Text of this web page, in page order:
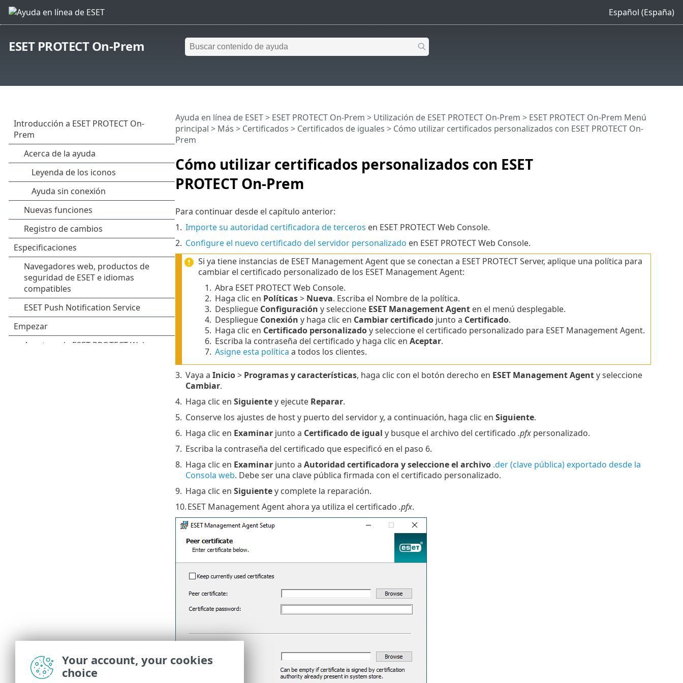
Español (España)
ESET PROTECT On-Prem
Cómo utilizar certificados personalizados con ESET
PROTECT On-Prem
Ayuda en línea de ESET> ESET PROTECT On-Prem > Utilización de ESET PROTECT On-Prem > ESET PROTECT On-Prem Menú
principal > Más > Certificados > Certificados de iguales > Cómo utilizar certificados personalizados con ESET PROTECT On-
Prem
Para continuar desde el capítulo anterior:
1. Importe su autoridad certificadora de terceros en ESET PROTECT Web Console.
2. Configure el nuevo certificado del servidor personalizado en ESET PROTECT Web Console.
Si ya tiene instancias de ESET Management Agent que se conectan a ESET PROTECT Server, aplique una política para
cambiar el certificado personalizado de los ESET Management Agent:
1. Abra ESET PROTECT Web Console.
2. Haga clic en Políticas> Nueva. Escriba el Nombre de la política.
3. Despliegue Configuración y seleccione ESET Management Agenten el menú desplegable.
4. Despliegue Conexión y haga clic en Cambiar certificadojunto a Certificado.
5. Haga clic en Certificado personalizadoy seleccione el certificado personalizado para ESET Management Agent.
6. Escriba la contraseña del certificado y haga clic en Aceptar.
7. Asigne esta política a todos los clientes.
3. Vaya a Inicio> Programas y características, haga clic con el botón derecho en ESET Management Agenty seleccione
Cambiar.
4. Haga clic en Siguientey ejecute Reparar.
5. Conserve los ajustes de host y puerto del servidor y, a continuación, haga clic en Siguiente.
6. Haga clic en Examinarjunto a Certificado de igual y busque el archivo del certificado .pfxpersonalizado.
7. Escriba la contraseña del certificado que especificó en el paso 6.
8. Haga clic en Examinarjunto a Autoridad certificadora y seleccione el archivo .der (clave pública) exportado desde la
Consola web. Debe ser una clave pública firmada con el certificado personalizado.
9. Haga clic en Siguientey complete la reparación.
10.ESET Management Agent ahora ya utiliza el certificado .pfx.
Your account, your cookies
choice